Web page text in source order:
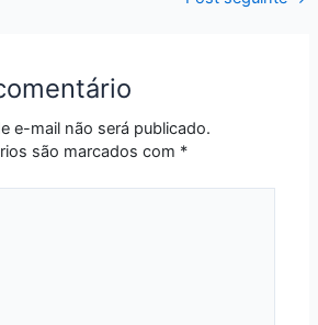
e-mail não será publicado.
são marcados com *